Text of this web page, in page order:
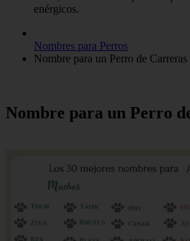
enérgicos.
Nombres para Perros
Nombre para un Perro de Carreras
Nombre para un Perro